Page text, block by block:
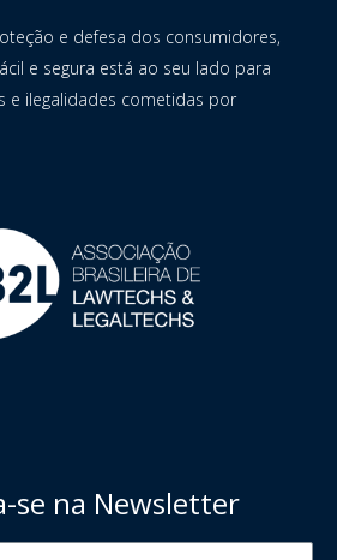
e defesa dos consumidores,
e segura está ao seu lado para
e ilegalidades cometidas por
se na Newsletter